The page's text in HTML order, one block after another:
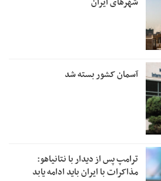
آسمان کشور بسته شد
ترامپ پس از دیدار با نتانیاهو:
مذاکرات با ایران باید ادامه یابد